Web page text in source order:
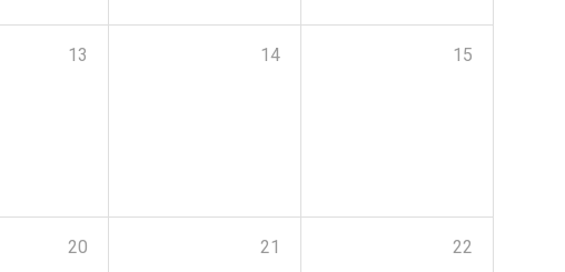
13 14 15
20 21 22